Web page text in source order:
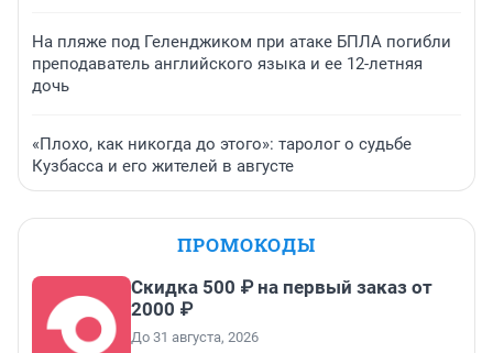
На пляже под Геленджиком при атаке БПЛА погибли
преподаватель английского языка и ее 12-летняя
дочь
«Плохо, как никогда до этого»: таролог о судьбе
Кузбасса и его жителей в августе
ПРОМОКОДЫ
Скидка 500 ₽ на первый заказ от
2000 ₽
До 31 августа, 2026